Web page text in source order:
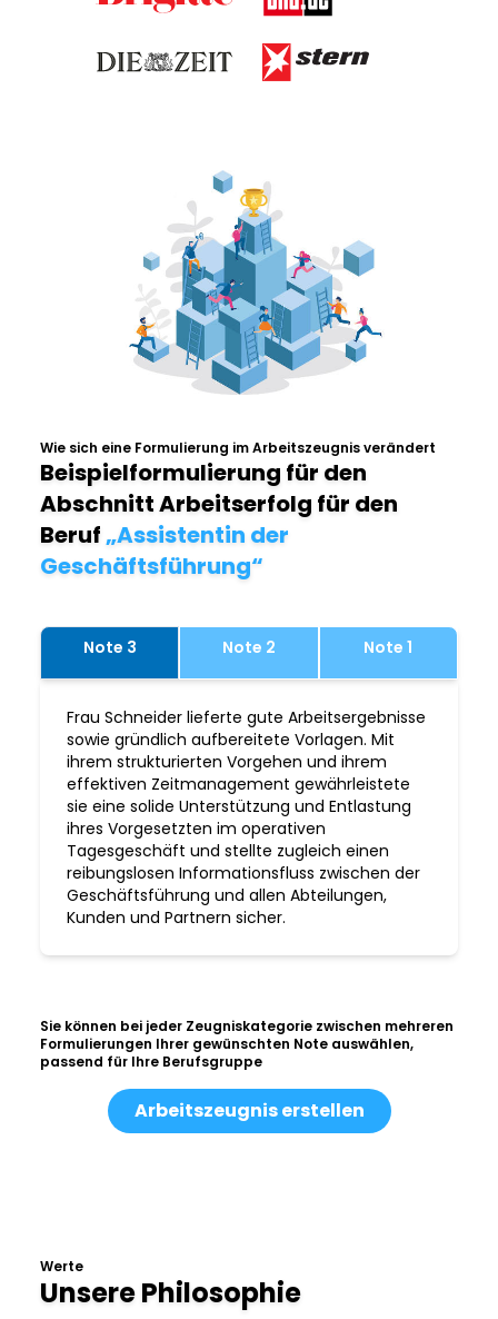
Wie sich eine Formulierung im Arbeitszeugnis verändert
Beispielformulierung für den
Abschnitt Arbeitserfolg für den
Beruf„Assistentin der
Geschäftsführung“
Note 3 Note 2 Note 1
Frau Schneider lieferte gute Arbeitsergebnisse
sowie gründlich aufbereitete Vorlagen. Mit
ihrem strukturierten Vorgehen und ihrem
effektiven Zeitmanagement gewährleistete
sie eine solide Unterstützung und Entlastung
ihres Vorgesetzten im operativen
Tagesgeschäft und stellte zugleich einen
reibungslosen Informationsfluss zwischen der
Geschäftsführung und allen Abteilungen,
Kunden und Partnern sicher.
Sie können bei jeder Zeugniskategorie zwischen mehreren
Formulierungen Ihrer gewünschten Note auswählen,
passend für Ihre Berufsgruppe
Arbeitszeugnis erstellen
Werte
Unsere Philosophie